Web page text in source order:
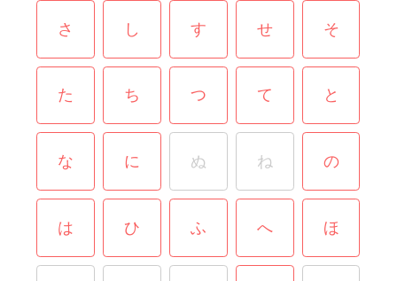
さ し す せ そ
た ち つ て と
な に ぬ ね の
は ひ ふ へ ほ